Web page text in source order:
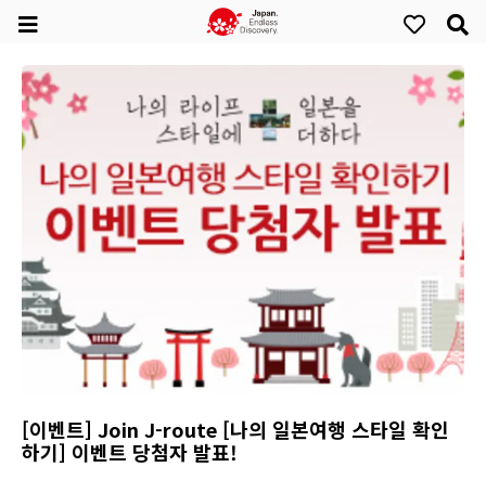
[이벤트] Join J-route [나의 일본여행 스타일 확인
하기] 이벤트 당첨자 발표!